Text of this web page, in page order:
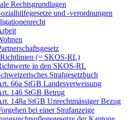
Rechtsgrundlagen
und -verordnungen
(= SKOS-RL)
in den SKOS-RL
Strafgesetzbuch
66a StGB Landesverweisung
146 StGB Betrug
148a StGB Unrechtmässiger Bezug
bei einer Strafanzeige